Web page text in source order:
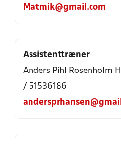
Matmik@gmail.com
Assistenttræner
Anders Pihl Rosenholm
/ 51536186